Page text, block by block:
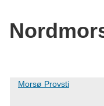
Morsø Provsti